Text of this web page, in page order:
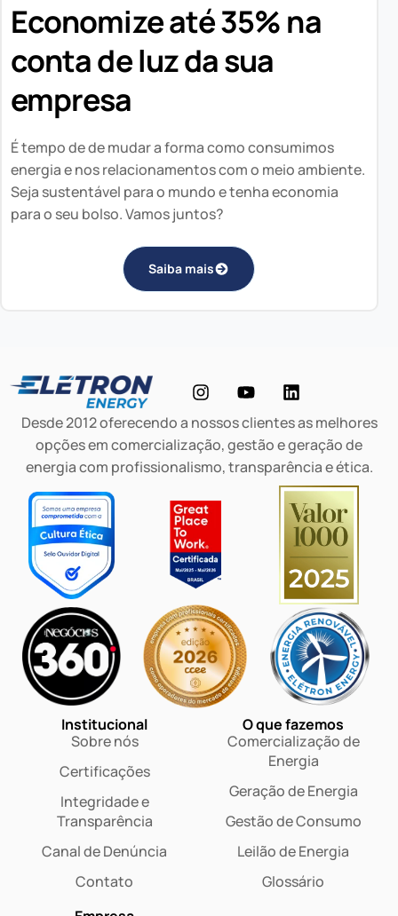
Economize até 35% na
conta de luz da sua
empresa
É tempo de de mudar a forma como consumimos
energia e nos relacionamentos com o meio ambiente.
Seja sustentável para o mundo e tenha economia
para o seu bolso. Vamos juntos?
Saiba mais
Desde 2012 oferecendo a nossos clientes as melhores
opções em comercialização, gestão e geração de
energia com profissionalismo, transparência e ética.
Institucional
Sobre nós
Certificações
Integridade e
Transparência
Canal de Denúncia
Contato
O que fazemos
Comercialização de
Energia
Geração de Energia
Gestão de Consumo
Leilão de Energia
Glossário